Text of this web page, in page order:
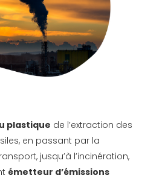
plastique de l’extraction des
en passant par la
jusqu’à l’incinération,
émetteur d’émissions